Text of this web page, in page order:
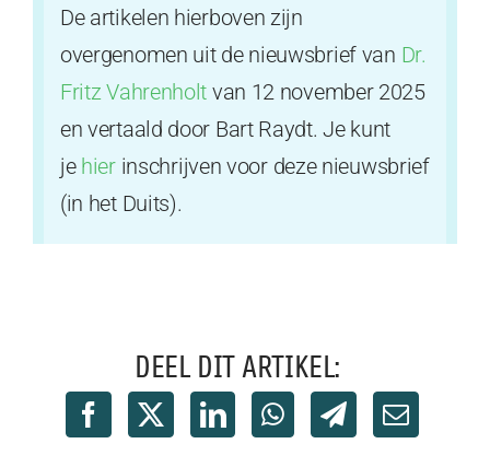
De artikelen hierboven zijn
overgenomen uit de nieuwsbrief van Dr.
Fritz Vahrenholt van 12 november 2025
en vertaald door Bart Raydt. Je kunt
je hierinschrijven voor deze nieuwsbrief
(in het Duits).
DEEL DIT ARTIKEL: